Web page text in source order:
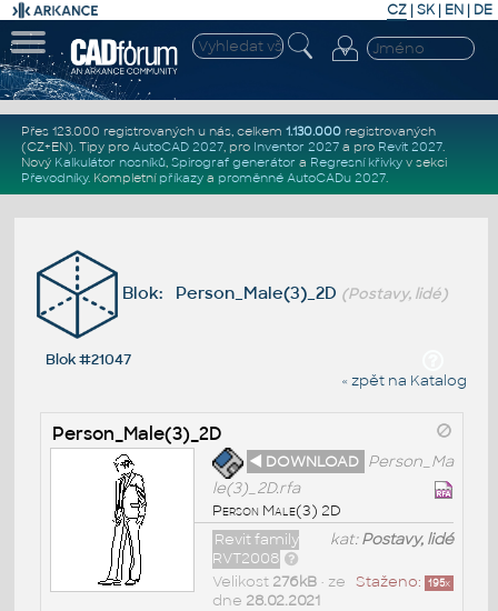
CZ | SK| EN | DE
Přes 123.000 registrovaných u nás, celkem 1.130.000registrovaných
(CZ+EN). Tipy pro AutoCAD 2027, pro Inventor 2027a pro Revit 2027.
Nový Kalkulátor nosníků, Spirograf generátor a Regresní křivkyv sekci
Převodníky. Kompletní příkazya proměnné AutoCADu 2027.
Blok: Person_Male(3)_2D (Postavy, lidé)
Blok #21047
« zpět na Katalog
Person_Male(3)_2D
◄ DOWNLOAD Person_Ma
le(3)_2D.rfa
Person Male(3) 2D
kat:Postavy, lidé
Revit family
RVT2008
Staženo: 195x
Velikost 276kB• ze
dne 28.02.2021